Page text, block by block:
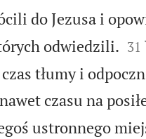
do Jezusa i
odwiedzili.
31
tłumy i
czasu na
ustronnego